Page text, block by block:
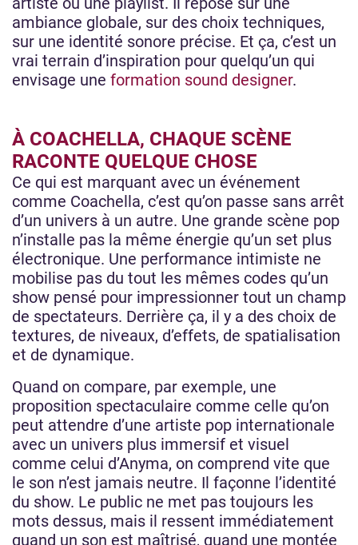
ambiance globale, sur des choix techniques,
sur une identité sonore précise. Et ça, c’est un
vrai terrain d’inspiration pour quelqu’un qui
envisage une formation sound designer.
À COACHELLA, CHAQUE SCÈNE
RACONTE QUELQUE CHOSE
Ce qui est marquant avec un événement
comme Coachella, c’est qu’on passe sans arrêt
d’un univers à un autre. Une grande scène pop
n’installe pas la même énergie qu’un set plus
électronique. Une performance intimiste ne
mobilise pas du tout les mêmes codes qu’un
show pensé pour impressionner tout un champ
de spectateurs. Derrière ça, il y a des choix de
textures, de niveaux, d’effets, de spatialisation
et de dynamique.
Quand on compare, par exemple, une
proposition spectaculaire comme celle qu’on
peut attendre d’une artiste pop internationale
avec un univers plus immersif et visuel
comme celui d’Anyma, on comprend vite que
le son n’est jamais neutre. Il façonne l’identité
du show. Le public ne met pas toujours les
mots dessus, mais il ressent immédiatement
quand un son est maîtrisé, quand une montée